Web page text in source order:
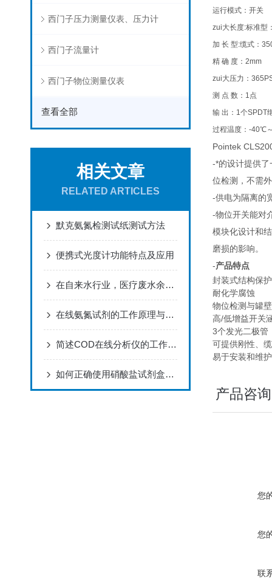
西门子压力测量仪表、压力计
西门子流量计
西门子物位测量仪表
查看全部
相关文章
RELATED ARTICLES
默克氨氮检测试纸测试方法
便携式光度计功能特点及应用
在自来水行业，医疗废水余氯的测量
在线氨氮试剂的工作原理与应用分析
简述COD在线分析仪的工作原理
如何正确使用硝酸盐试剂盒进行实验？
运行模式：开关
zui大长度:标准型
加 长 型:缆式：
精 确 度：2mm
zui大压力：
测 点 数：1点
输 出：1个SPDT
过程温度：-40℃
Pointek
-*的设计提供
位检测，不需
-供电为隔离的
-物位开关能对
模块化设计和
磨损的影响。
-产品特点
封装式结构保
耐化学腐蚀
物位检测与罐
高/低增益开关
3个发光二极管
可提供刚性、
易于安装和维护
产品咨询
您
您
联